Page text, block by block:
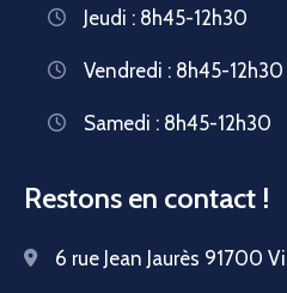
Jeudi : 8h45-12h30
Vendredi : 8h45-
Samedi : 8h45-12h30
Restons en contact !
6 rue Jean Jaurès 91700